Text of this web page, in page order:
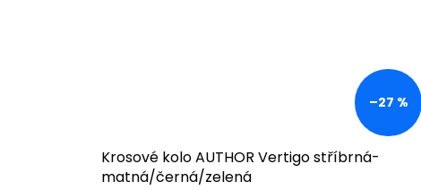
–27 %
Krosové kolo AUTHOR Vertigo stříbrná-
matná/černá/zelená